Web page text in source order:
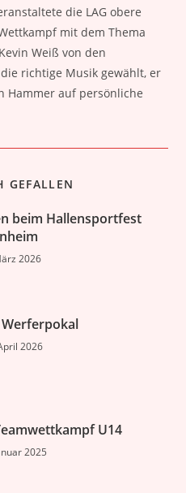
die LAG obere
mit dem Thema
Weiß von den
richtige Musik gewählt, er
Hammer auf persönliche
GEFALLEN
beim Hallensportfest
2026
2026
U14
2025